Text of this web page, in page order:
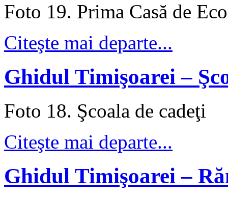
Foto 19. Prima Casă de
Citeşte mai departe...
Ghidul Timişoarei –
Foto 18. Şcoala de cadeţi
Citeşte mai departe...
Ghidul Timişoarei –